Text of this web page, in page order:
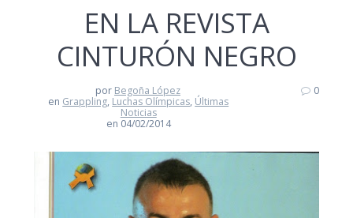
EN LA REVISTA
CINTURÓN NEGRO
por Begoña López
en Grappling, Luchas Olímpicas, Últimas
Noticias
en 04/02/2014
0